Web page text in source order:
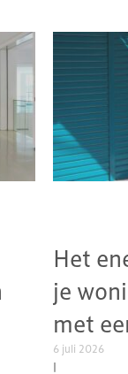
Het
je
met
6 juli 2026
|